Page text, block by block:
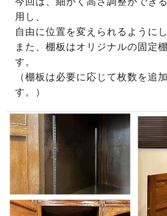
用し、
自由に位置を変えられるようにし
また、棚板はオリジナルの固定
す。
（棚板は必要に応じて枚数を追
す。）